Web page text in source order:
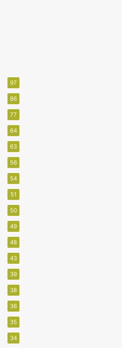
97
86
77
64
63
56
54
51
50
49
48
43
39
38
36
35
34